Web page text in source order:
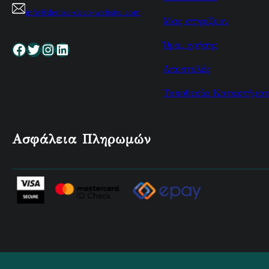
info@denise-deco-website.com
Facebook Twitter InstagramLinkedin
Μας στηρίζουν
Όροι χρήσης
Αποστολές
Τοποθεσία
Ασφάλεια Πληρωμών